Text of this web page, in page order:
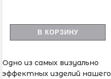
В КОРЗИНУ
Одно из самых визуально
эффектных изделий нашего